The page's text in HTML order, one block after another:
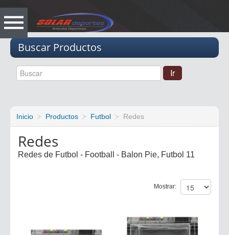
Buscar Productos
Inicio Productos Futbol Redes
Redes
Redes de Futbol - Football - Balon Pie, Futbol 11
Mostrar: